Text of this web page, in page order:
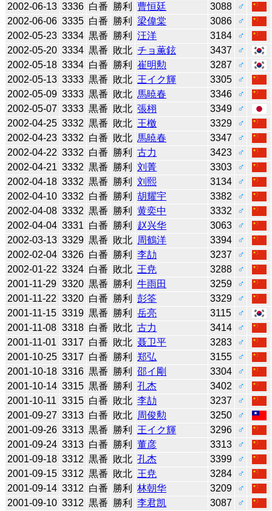
2002-06-13 3336 白番 勝利 曹恒廷 3088
♂
2002-06-06 3335 白番 勝利 梁偉棠 3086
♂
2002-05-23 3334 黒番 勝利 汪洋 3184
♂
2002-05-20 3334 黒番 敗北 チョ薫鉉 3437
♂
2002-05-18 3334 白番 勝利 崔明勲 3287
♂
2002-05-13 3333 黒番 敗北 王イク輝 3305
♂
2002-05-09 3333 黒番 敗北 馬暁春 3346
♂
2002-05-07 3333 黒番 敗北 張栩 3349
♂
2002-04-25 3332 黒番 敗北 王檄 3329
♂
2002-04-23 3332 白番 敗北 馬暁春 3347
♂
2002-04-22 3332 白番 勝利 古力 3423
♂
2002-04-21 3332 黒番 勝利 刘菁 3303
♂
2002-04-18 3332 黒番 勝利 刘熙 3134
♂
2002-04-10 3332 白番 勝利 胡耀宇 3382
♂
2002-04-08 3332 黒番 勝利 黄奕中 3332
♂
2002-04-04 3331 白番 勝利 赵兴华 3063
♂
2002-03-13 3329 黒番 敗北 周鶴洋 3394
♂
2002-02-04 3326 白番 勝利 李劼 3237
♂
2002-01-22 3324 白番 敗北 王尭 3288
♂
2001-11-29 3320 黒番 勝利 牛雨田 3259
♂
2001-11-22 3320 白番 勝利 彭筌 3329
♂
2001-11-15 3319 黒番 勝利 岳亮 3115
♂
2001-11-08 3318 白番 敗北 古力 3414
♂
2001-11-01 3317 白番 敗北 聂卫平 3283
♂
2001-10-25 3317 白番 勝利 郑弘 3155
♂
2001-10-18 3316 黒番 勝利 邵イ剛 3304
♂
2001-10-14 3315 黒番 勝利 孔杰 3402
♂
2001-10-11 3315 白番 敗北 李劼 3237
♂
2001-09-27 3313 白番 敗北 周俊勲 3250
♂
2001-09-26 3313 黒番 勝利 王イク輝 3296
♂
2001-09-24 3313 白番 勝利 董彦 3313
♂
2001-09-18 3312 黒番 敗北 孔杰 3399
♂
2001-09-15 3312 黒番 敗北 王尭 3284
♂
2001-09-14 3312 白番 勝利 林朝华 3209
♂
2001-09-10 3312 黒番 勝利 李君凯 3087
♂